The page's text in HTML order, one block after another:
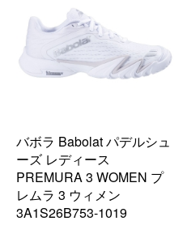
バボラ Babolat パデルシュ
ーズ レディース
PREMURA 3 WOMEN プ
レムラ 3 ウィメン
3A1S26B753-1019